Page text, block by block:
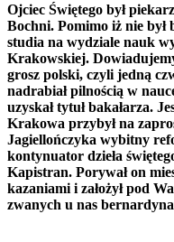
Ojciec Świętego był
Bochni. Pomimo iż nie był
studia na wydziale nauk
Krakowskiej.
grosz polski, czyli jedną
nadrabiał pilnością w
uzyskał tytuł bakałarza.
Krakowa przybył na
Jagiellończyka wybitny
kontynuator dzieła
Kapistran. Porywał on
kazaniami i założył pod
zwanych u nas